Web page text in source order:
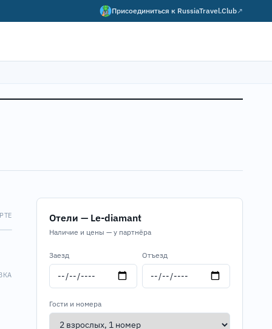
Присоединиться к RussiaTravel.Club↗
Отели — Le-diamant
Наличие и цены — у партнёра
Заезд Отъезд
Гости и номера